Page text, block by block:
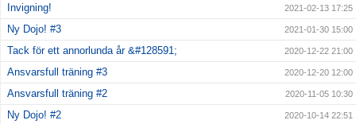
Invigning! 2021-02-13 17:25
Ny Dojo! #3 2021-01-30 15:00
Tack för ett annorlunda år &#128591; 2020-12-22 21:00
Ansvarsfull träning #3 2020-12-20 12:00
Ansvarsfull träning #2 2020-11-05 10:30
Ny Dojo! #2 2020-10-14 22:51